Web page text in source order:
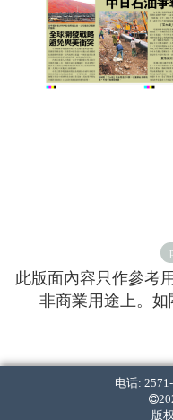
此版面內容只作參考
非商業用途上。
电话:
版